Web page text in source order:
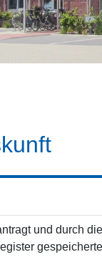
und durch